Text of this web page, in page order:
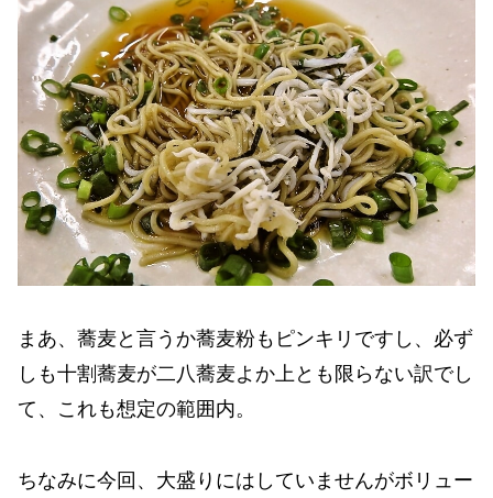
まあ、蕎麦と言うか蕎麦粉もピンキリですし、必ず
しも十割蕎麦が二八蕎麦よか上とも限らない訳でし
て、これも想定の範囲内。
ちなみに今回、大盛りにはしていませんがボリュー